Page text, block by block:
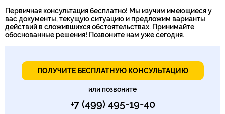
Первичная консультация бесплатно! Мы изучим имеющиеся у
вас документы, текущую ситуацию и предложим варианты
действий в сложившихся обстоятельствах. Принимайте
обоснованные решения! Позвоните нам уже сегодня.
ПОЛУЧИТЕ БЕСПЛАТНУЮ КОНСУЛЬТАЦИЮ
или позвоните
+7 (499) 495-19-40